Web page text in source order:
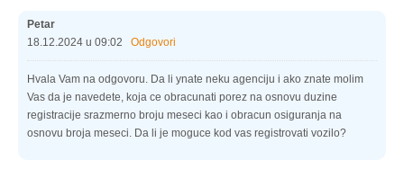
Petar
18.12.2024 u 09:02 Odgovori
Hvala Vam na odgovoru. Da li ynate neku agenciju i ako znate molim
Vas da je navedete, koja ce obracunati porez na osnovu duzine
registracije srazmerno broju meseci kao i obracun osiguranja na
osnovu broja meseci. Da li je moguce kod vas registrovati vozilo?